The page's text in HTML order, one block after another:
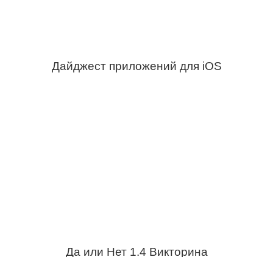
Дайджест приложений для iOS
Да или Нет 1.4 Викторина